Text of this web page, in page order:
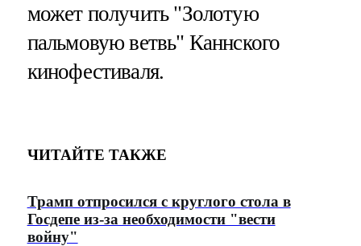
может получить "Золотую
пальмовую ветвь" Каннского
кинофестиваля.
ЧИТАЙТЕ ТАКЖЕ
Трамп отпросился с круглого стола в
Госдепе из-за необходимости "вести
войну"